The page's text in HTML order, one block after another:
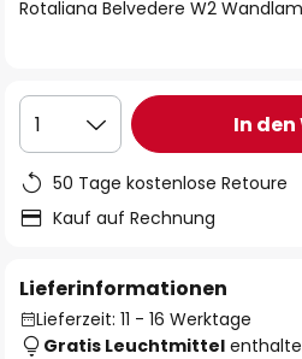
Rotaliana Belvedere W2
1 In
50 Tage kostenlose Retoure
Kauf auf Rechnung
Lieferinformationen
Lieferzeit: 11 - 16 Werktage
Gratis Leuchtmittel